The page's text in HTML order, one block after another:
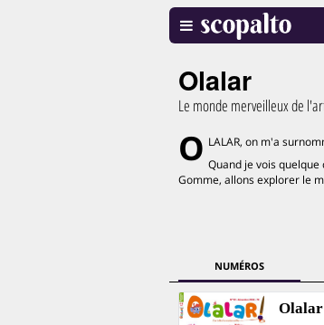
Olalar
Le monde merveilleux de
O LALAR, on m'a
Quand je vois quelque
Gomme, allons explorer le
NUMÉROS
Olalar